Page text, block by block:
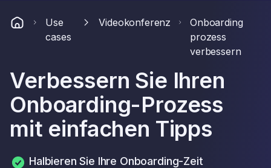
Use
cases
Videokonferenz
Onboarding
prozess
verbessern
Verbessern Sie Ihren
Onboarding-Prozess
mit einfachen Tipps
Halbieren Sie Ihre Onboarding-Zeit